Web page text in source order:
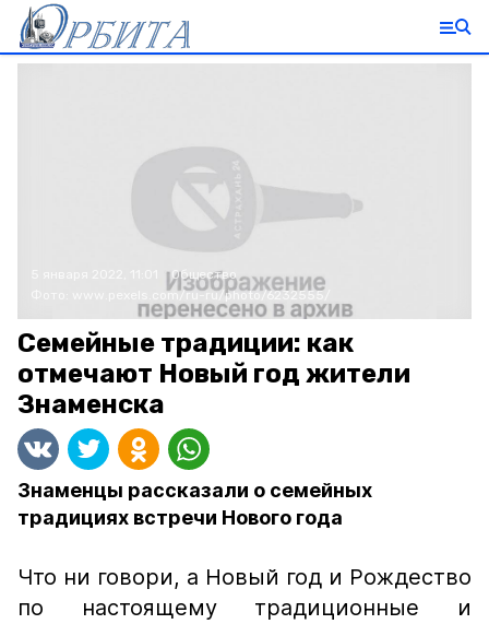
Общество
www.pexels.com/ru-ru/photo/6232555/
Семейные традиции: как
отмечают Новый год жители
Знаменска
Знаменцы рассказали о семейных
традициях встречи Нового года
Что ни говори, а Новый год и Рождество
по настоящему традиционные и